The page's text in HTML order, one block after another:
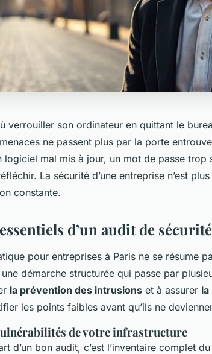
verrouiller son ordinateur en quittant le
ne passent plus par la porte
logiciel mal mis à jour, un mot de passe trop
La sécurité d’une entreprise n’est
constante.
d’un audit de
pour entreprises à Paris ne se résume
une démarche structurée qui passe par
la prévention des intrusions et à assurer
les points faibles avant qu’ils ne
de votre infrastructure
d’un bon audit, c’est l’inventaire complet